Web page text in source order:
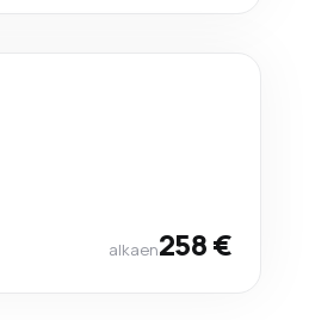
alkaen258 €